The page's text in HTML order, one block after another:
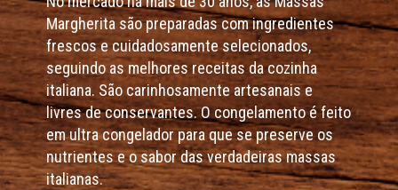
Margherita são preparadas com ingredientes
frescos e cuidadosamente selecionados,
seguindo as melhores receitas da cozinha
italiana. São carinhosamente artesanais e
livres de conservantes. O congelamento é feito
em ultra congelador para que se preserve os
nutrientes e o sabor das verdadeiras massas
italianas.